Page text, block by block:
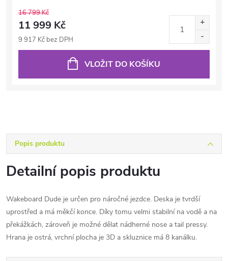
16 799 Kč
11 999 Kč
9 917 Kč bez DPH
VLOŽIT DO KOŠÍKU
Popis produktu
Detailní popis produktu
Wakeboard Dude je určen pro náročné jezdce. Deska je tvrdší
uprostřed a má měkčí konce. Díky tomu velmi stabilní na vodě a na
překážkách, zároveň je možné dělat nádherné nose a tail pressy.
Hrana je ostrá, vrchní plocha je 3D a skluznice má 8 kanálku.